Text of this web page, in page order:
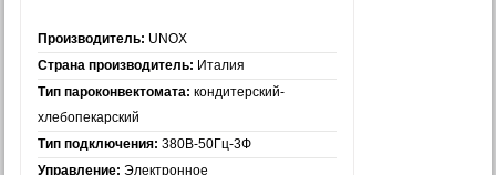
Производитель: UNOX
Страна производитель: Италия
Тип пароконвектомата: кондитерский-
хлебопекарский
Тип подключения: 380В-50Гц-3Ф
Управление: Электронное